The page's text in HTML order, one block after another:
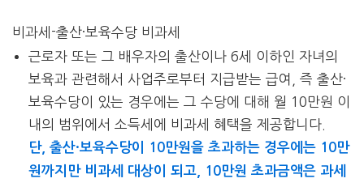
비과세-출산·보육수당 비과세
근로자 또는 그 배우자의 출산이나 6세 이하인 자녀의
보육과 관련해서 사업주로부터 지급받는 급여, 즉 출산·
보육수당이 있는 경우에는 그 수당에 대해 월 10만원 이
내의 범위에서 소득세에 비과세 혜택을 제공합니다.
단, 출산·보육수당이 10만원을 초과하는 경우에는 10만
원까지만 비과세 대상이 되고, 10만원 초과금액은 과세